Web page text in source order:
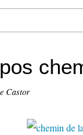
Castor